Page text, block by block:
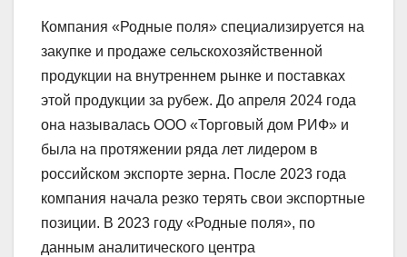
Компания «Родные поля» специализируется на
закупке и продаже сельскохозяйственной
продукции на внутреннем рынке и поставках
этой продукции за рубеж. До апреля 2024 года
она называлась ООО «Торговый дом РИФ» и
была на протяжении ряда лет лидером в
российском экспорте зерна. После 2023 года
компания начала резко терять свои экспортные
позиции. В 2023 году «Родные поля», по
данным аналитического центра